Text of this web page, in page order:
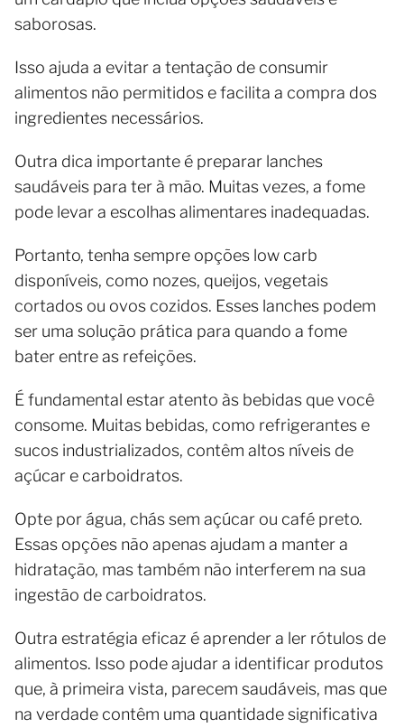
saborosas.
Isso ajuda a evitar a tentação de consumir
alimentos não permitidos e facilita a compra dos
ingredientes necessários.
Outra dica importante é preparar lanches
saudáveis para ter à mão. Muitas vezes, a fome
pode levar a escolhas alimentares inadequadas.
Portanto, tenha sempre opções low carb
disponíveis, como nozes, queijos, vegetais
cortados ou ovos cozidos. Esses lanches podem
ser uma solução prática para quando a fome
bater entre as refeições.
É fundamental estar atento às bebidas que você
consome. Muitas bebidas, como refrigerantes e
sucos industrializados, contêm altos níveis de
açúcar e carboidratos.
Opte por água, chás sem açúcar ou café preto.
Essas opções não apenas ajudam a manter a
hidratação, mas também não interferem na sua
ingestão de carboidratos.
Outra estratégia eficaz é aprender a ler rótulos de
alimentos. Isso pode ajudar a identificar produtos
que, à primeira vista, parecem saudáveis, mas que
na verdade contêm uma quantidade significativa